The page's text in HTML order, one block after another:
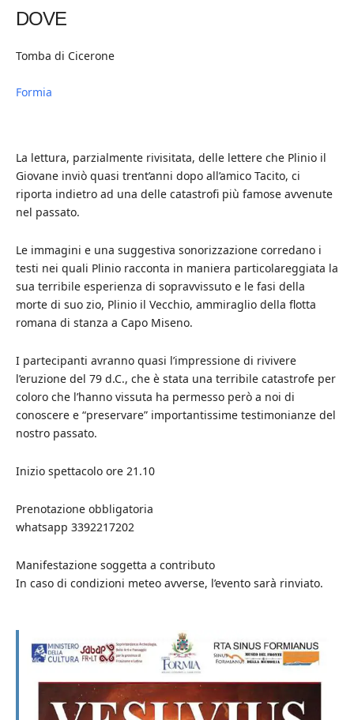
DOVE
Tomba di Cicerone
Formia
La lettura, parzialmente rivisitata, delle lettere che Plinio il
Giovane inviò quasi trent’anni dopo all’amico Tacito, ci
riporta indietro ad una delle catastrofi più famose avvenute
nel passato.
Le immagini e una suggestiva sonorizzazione corredano i
testi nei quali Plinio racconta in maniera particolareggiata la
sua terribile esperienza di sopravvissuto e le fasi della
morte di suo zio, Plinio il Vecchio, ammiraglio della flotta
romana di stanza a Capo Miseno.
I partecipanti avranno quasi l’impressione di rivivere
l’eruzione del 79 d.C., che è stata una terribile catastrofe per
coloro che l’hanno vissuta ha permesso però a noi di
conoscere e “preservare” importantissime testimonianze del
nostro passato.
Inizio spettacolo ore 21.10
Prenotazione obbligatoria
whatsapp 3392217202
Manifestazione soggetta a contributo
In caso di condizioni meteo avverse, l’evento sarà rinviato.